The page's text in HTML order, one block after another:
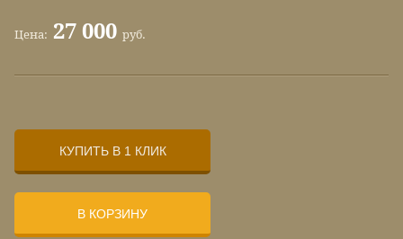
Цена: 27 000 руб.
КУПИТЬ В 1 КЛИК
В КОРЗИНУ